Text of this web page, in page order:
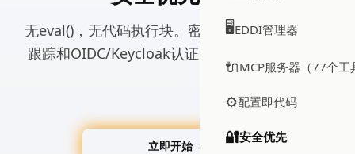
🖥️EDDI管理器
🔌MCP服务器（77个工
⚙️配置即代码
🔐安全优先
无eval()，无代码执行块。密钥库集成、加密审计
跟踪和OIDC/Keycloak认证，安全是架构基础。
立即开始 →